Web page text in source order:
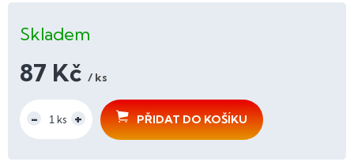
Skladem
87 Kč / ks
cena:
PŘIDAT DO KOŠÍKU